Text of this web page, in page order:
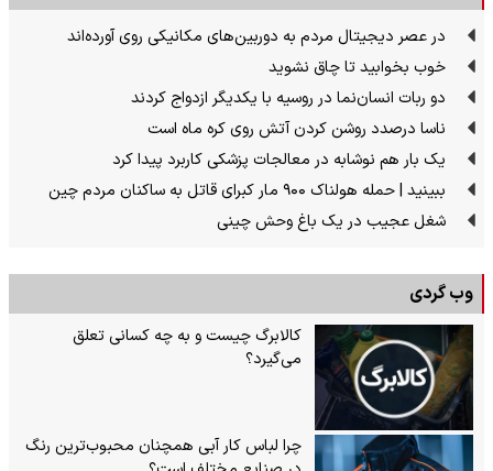
در عصر دیجیتال مردم به دوربین‌های مکانیکی روی آورده‌اند
خوب بخوابید تا چاق نشوید
دو ربات انسان‌نما در روسیه با یکدیگر ازدواج کردند
ناسا درصدد روشن کردن آتش روی کره ماه است
یک بار هم نوشابه در معالجات پزشکی کاربرد پیدا کرد
ببینید | حمله هولناک ۹۰۰ مار کبرای قاتل به ساکنان مردم چین
شغل عجیب در یک باغ وحش چینی
وب گردی
کالابرگ چیست و به چه کسانی تعلق
می‌گیرد؟
چرا لباس کار آبی همچنان محبوب‌ترین رنگ